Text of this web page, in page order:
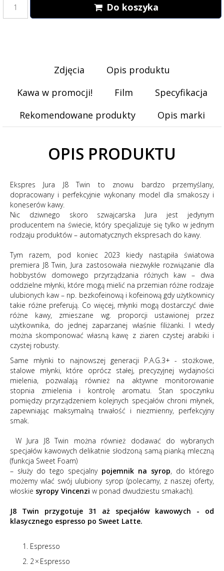
Do koszyka
Zdjęcia
Opis produktu
Kawa w promocji!
Film
Specyfikacja
Rekomendowane produkty
Opis marki
OPIS PRODUKTU
Ekspres Jura J8 Twin to znowu bardzo przemyślany,
dopracowany i perfekcyjnie wykonany model dla smakoszy i
koneserów kawy.
Nic dziwnego skoro szwajcarska Jura jest jedynym
producentem na świecie, który specjalizuje się tylko w jednym
rodzaju produktów – automatycznych ekspresach do kawy.
Tym razem, pod koniec 2023 kiedy nastąpiła światowa
premiera J8 Twin, Jura zastosowała niezwykłe rozwiązanie dla
hobbystów domowego przyrządzania różnych kaw – dwa
oddzielne młynki, które mogą mielić na przemian różne rodzaje
ulubionych kaw – np. bezkofeinową i kofeinową gdy użytkownicy
takie różne preferują. Co więcej, młynki mogą dostarczyć dwie
różne kawy, zmieszane wg. proporcji ustawionej przez
użytkownika, do jednej zaparzanej właśnie filiżanki. I wtedy
można skomponować własną kawę z ziaren czystej arabiki i
czystej robusty.
Same młynki to najnowszej generacji P.A.G.3+ - stożkowe,
stalowe młynki, które oprócz stałej, precyzyjnej wydajności
mielenia, pozwalają również na aktywne monitorowanie
stopnia zmielenia i kontrolę aromatu. Stan spoczynku
pomiędzy przyrządzeniem kolejnych specjałów chroni młynek,
zapewniając maksymalną trwałość i niezmienny, perfekcyjny
smak.
W Jura J8 Twin można również dodawać do wybranych
specjałów kawowych delikatnie słodzoną samą pianką mleczną
(funkcja Sweet Foam)
– służy do tego specjalny pojemnik na syrop, do którego
możemy wlać swój ulubiony syrop (polecamy, z naszej oferty,
włoskie syropy Vincenzi w ponad dwudziestu smakach).
J8 Twin przygotuje 31 aż specjałów kawowych - od
klasycznego espresso po Sweet Latte.
Espresso
2 × Espresso